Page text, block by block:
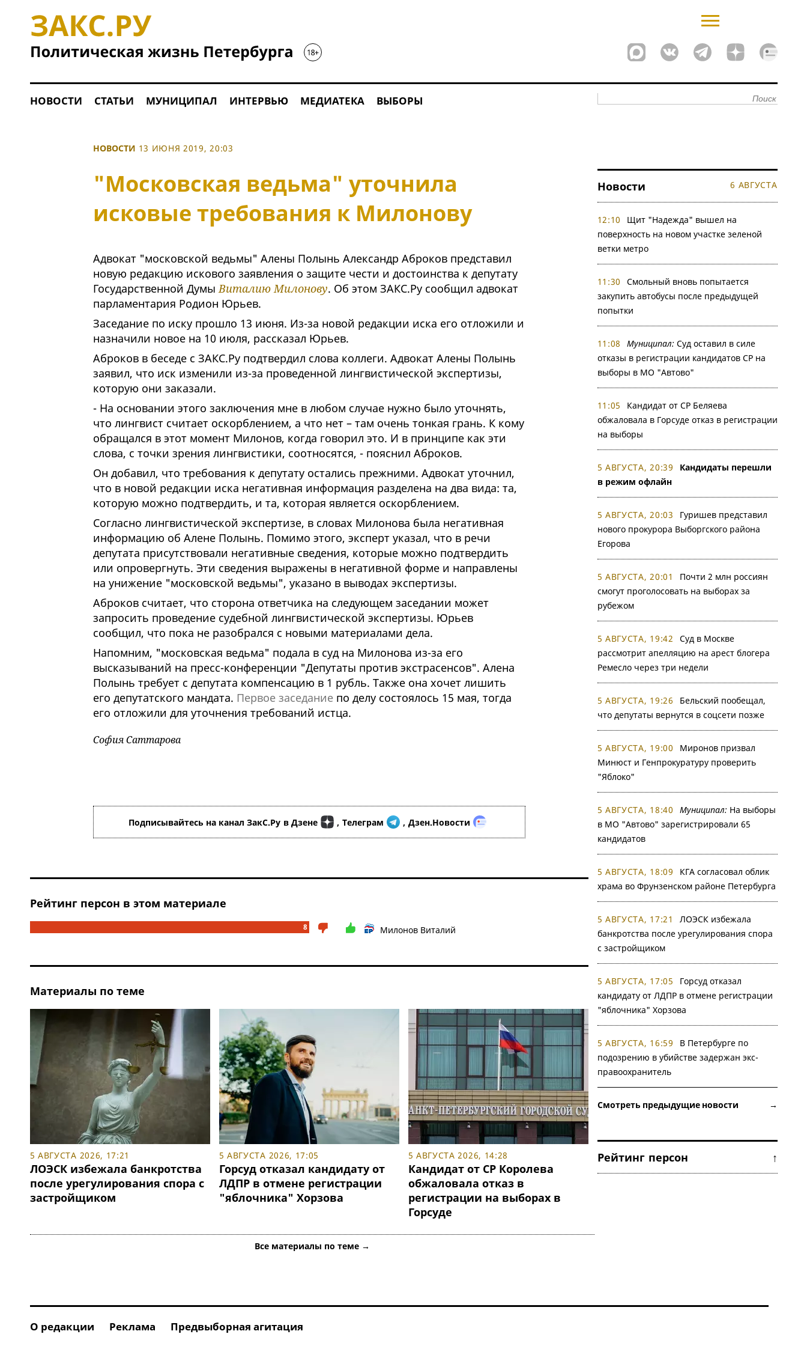
НОВОСТИ СТАТЬИ МУНИЦИПАЛ ИНТЕРВЬЮ МЕДИАТЕКА ВЫБОРЫ
НОВОСТИ 13 ИЮНЯ 2019, 20:03
"Московская ведьма" уточнила
исковые требования к Милонову
Адвокат "московской ведьмы" Алены Полынь Александр Аброков представил
новую редакцию искового заявления о защите чести и достоинства к депутату
Государственной ДумыВиталию Милонову. Об этом ЗАКС.Ру сообщил адвокат
парламентария Родион Юрьев.
Заседание по иску прошло 13 июня. Из-за новой редакции иска его отложили и
назначили новое на 10 июля, рассказал Юрьев.
Аброков в беседе с ЗАКС.Ру подтвердил слова коллеги. Адвокат Алены Полынь
заявил, что иск изменили из-за проведенной лингвистической экспертизы,
которую они заказали.
- На основании этого заключения мне в любом случае нужно было уточнять,
что лингвист считает оскорблением, а что нет – там очень тонкая грань. К кому
обращался в этот момент Милонов, когда говорил это. И в принципе как эти
слова, с точки зрения лингвистики, соотносятся, - пояснил Аброков.
Он добавил, что требования к депутату остались прежними. Адвокат уточнил,
что в новой редакции иска негативная информация разделена на два вида: та,
которую можно подтвердить, и та, которая является оскорблением.
Согласно лингвистической экспертизе, в словах Милонова была негативная
информацию об Алене Полынь. Помимо этого, эксперт указал, что в речи
депутата присутствовали негативные сведения, которые можно подтвердить
или опровергнуть. Эти сведения выражены в негативной форме и направлены
на унижение "московской ведьмы", указано в выводах экспертизы.
Аброков считает, что сторона ответчика на следующем заседании может
запросить проведение судебной лингвистической экспертизы. Юрьев
сообщил, что пока не разобрался с новыми материалами дела.
Напомним, "московская ведьма" подала в суд на Милонова из-за его
высказываний на пресс-конференции "Депутаты против экстрасенсов". Алена
Полынь требует с депутата компенсацию в 1 рубль. Также она хочет лишить
его депутатского мандата. Первое заседаниепо делу состоялось 15 мая, тогда
его отложили для уточнения требований истца.
София Саттарова
Подписывайтесь на канал ЗакС.Ру в Дзене , Телеграм , Дзен.Новости
Рейтинг персон в этом материале
8 Милонов Виталий
Материалы по теме
5 АВГУСТА 2026, 17:21
ЛОЭСК избежала банкротства
после урегулирования спора с
застройщиком
5 АВГУСТА 2026, 17:05
Горсуд отказал кандидату от
ЛДПР в отмене регистрации
"яблочника" Хорзова
5 АВГУСТА 2026, 14:28
Кандидат от СР Королева
обжаловала отказ в
регистрации на выборах в
Горсуде
Все материалы по теме →
Новости 6 АВГУСТА
12:10
Щит "Надежда" вышел на
поверхность на новом участке зеленой
ветки метро
11:30
Смольный вновь попытается
закупить автобусы после предыдущей
попытки
11:08 Муниципал: Суд оставил в силе
отказы в регистрации кандидатов СР на
выборы в МО "Автово"
11:05
Кандидат от СР Беляева
обжаловала в Горсуде отказ в регистрации
на выборы
5 АВГУСТА, 20:39
Кандидаты перешли
в режим офлайн
5 АВГУСТА, 20:03
Гуришев представил
нового прокурора Выборгского района
Егорова
5 АВГУСТА, 20:01
Почти 2 млн россиян
смогут проголосовать на выборах за
рубежом
5 АВГУСТА, 19:42
Суд в Москве
рассмотрит апелляцию на арест блогера
Ремесло через три недели
5 АВГУСТА, 19:26
Бельский пообещал,
что депутаты вернутся в соцсети позже
5 АВГУСТА, 19:00
Миронов призвал
Минюст и Генпрокуратуру проверить
"Яблоко"
5 АВГУСТА, 18:40 Муниципал: На выборы
в МО "Автово" зарегистрировали 65
кандидатов
5 АВГУСТА, 18:09
КГА согласовал облик
храма во Фрунзенском районе Петербурга
5 АВГУСТА, 17:21
ЛОЭСК избежала
банкротства после урегулирования спора
с застройщиком
5 АВГУСТА, 17:05
Горсуд отказал
кандидату от ЛДПР в отмене регистрации
"яблочника" Хорзова
5 АВГУСТА, 16:59
В Петербурге по
подозрению в убийстве задержан экс-
правоохранитель
Смотреть предыдущие новости →
Рейтинг персон ↑
О редакции Реклама Предвыборная агитация